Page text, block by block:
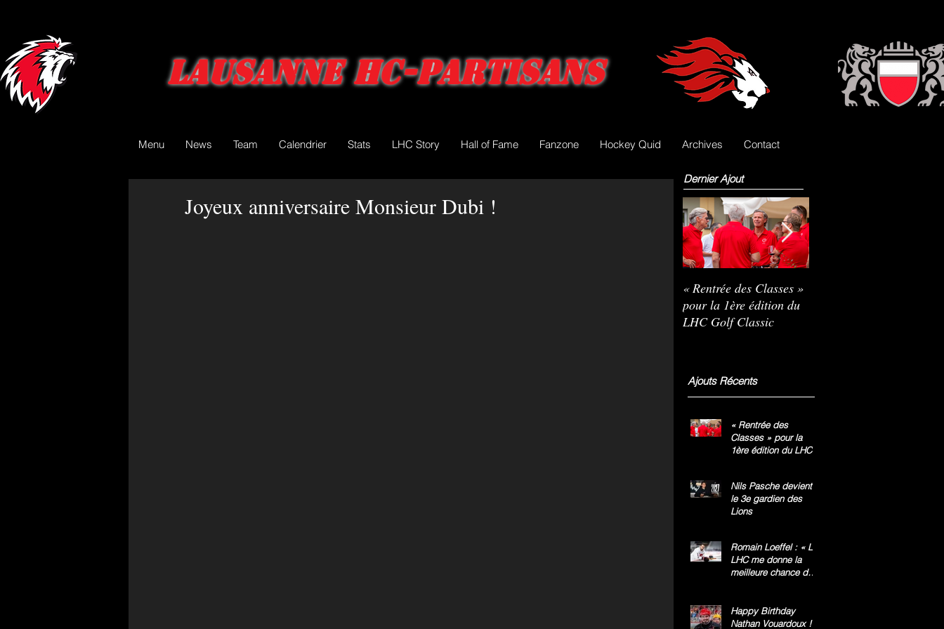
Lausanne HC-Partisans
Menu News Team Calendrier Stats LHC Story Hall of Fame Fanzone Hockey Quid Archives Contact
Joyeux anniversaire Monsieur Dubi !
Dernier Ajout
« Rentrée des Classes »
pour la 1ère édition du
LHC Golf Classic
Ajouts Récents
« Rentrée des
Classes » pour la
1ère édition du LHC
Nils Pasche devient
le 3e gardien des
Lions
Romain Loeffel : « Le
LHC me donne la
meilleure chance de
Happy Birthday
Nathan Vouardoux !